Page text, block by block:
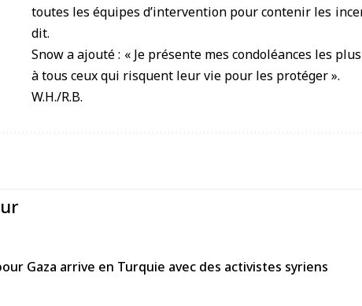
toutes les équipes d’intervention pour contenir les
dit.
Snow a ajouté : « Je présente mes condoléances les
à tous ceux qui risquent leur vie pour les protéger ».
W.H./R.B.
Gaza arrive en Turquie avec des activistes syriens